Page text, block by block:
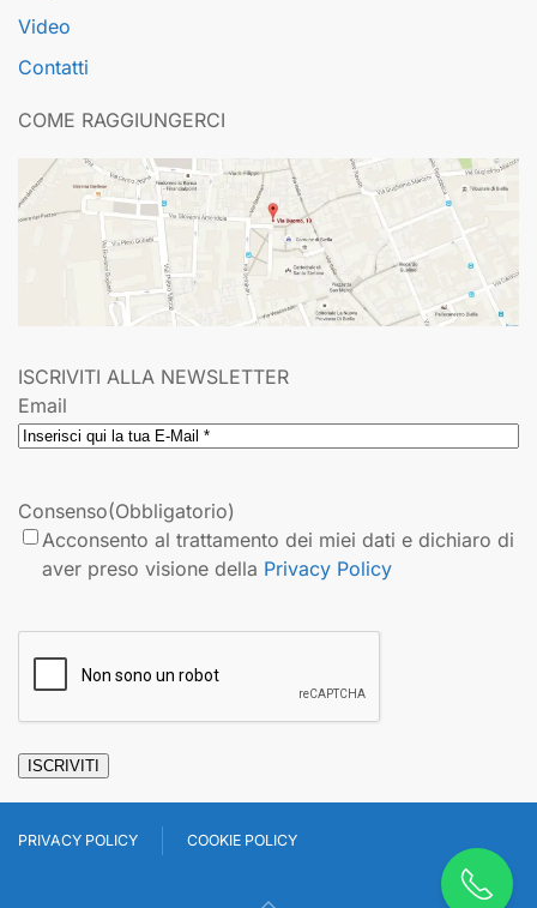
Video
Contatti
COME RAGGIUNGERCI
ISCRIVITI ALLA NEWSLETTER
Email
Consenso(Obbligatorio)
Acconsento al trattamento dei miei dati e dichiaro di
aver preso visione della Privacy Policy
ISCRIVITI
PRIVACY POLICY COOKIE POLICY